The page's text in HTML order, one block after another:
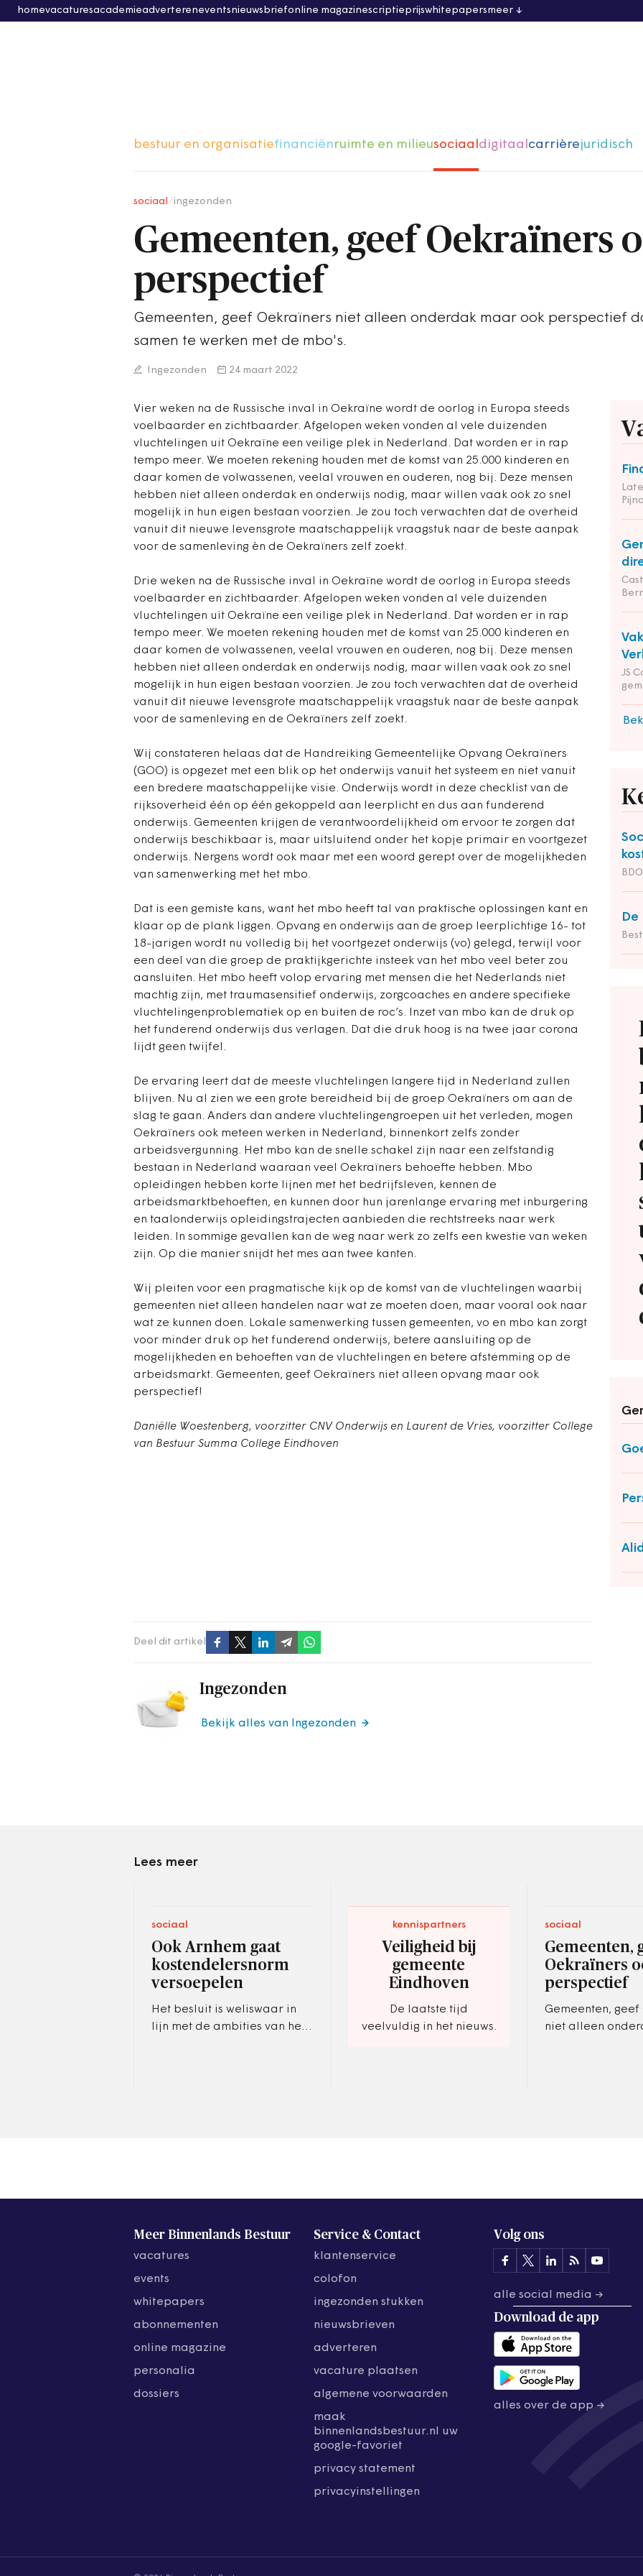
homevacaturesacademieadvertereneventsnieuwsbriefonline magazinescriptieprijswhitepapersmeer
bestuur en organisatiefinanciënruimte en milieusociaaldigitaalcarrièrejuridisch
sociaal ingezonden
Gemeenten, geef Oekraïners
perspectief
Gemeenten, geef Oekraïners niet alleen onderdak maar ook perspectief
samen te werken met de mbo's.
Ingezonden 24 maart 2022
Vier weken na de Russische inval in Oekraïne wordt de oorlog in Europa steeds
voelbaarder en zichtbaarder. Afgelopen weken vonden al vele duizenden
vluchtelingen uit Oekraïne een veilige plek in Nederland. Dat worden er in rap
tempo meer. We moeten rekening houden met de komst van 25.000 kinderen en
daar komen de volwassenen, veelal vrouwen en ouderen, nog bij. Deze mensen
hebben niet alleen onderdak en onderwijs nodig, maar willen vaak ook zo snel
mogelijk in hun eigen bestaan voorzien. Je zou toch verwachten dat de overheid
vanuit dit nieuwe levensgrote maatschappelijk vraagstuk naar de beste aanpak
voor de samenleving èn de Oekraïners zelf zoekt.
Drie weken na de Russische inval in Oekraïne wordt de oorlog in Europa steeds
voelbaarder en zichtbaarder. Afgelopen weken vonden al vele duizenden
vluchtelingen uit Oekraïne een veilige plek in Nederland. Dat worden er in rap
tempo meer. We moeten rekening houden met de komst van 25.000 kinderen en
daar komen de volwassenen, veelal vrouwen en ouderen, nog bij. Deze mensen
hebben niet alleen onderdak en onderwijs nodig, maar willen vaak ook zo snel
mogelijk in hun eigen bestaan voorzien. Je zou toch verwachten dat de overheid
vanuit dit nieuwe levensgrote maatschappelijk vraagstuk naar de beste aanpak
voor de samenleving en de Oekraïners zelf zoekt.
JS
Wij constateren helaas dat de Handreiking Gemeentelijke Opvang Oekraïners
(GOO) is opgezet met een blik op het onderwijs vanuit het systeem en niet vanuit
een bredere maatschappelijke visie. Onderwijs wordt in deze checklist van de
rijksoverheid één op één gekoppeld aan leerplicht en dus aan funderend
onderwijs. Gemeenten krijgen de verantwoordelijkheid om ervoor te zorgen dat
onderwijs beschikbaar is, maar uitsluitend onder het kopje primair en voortgezet
onderwijs. Nergens wordt ook maar met een woord gerept over de mogelijkheden
van samenwerking met het mbo.
Dat is een gemiste kans, want het mbo heeft tal van praktische oplossingen kant en
klaar op de plank liggen. Opvang en onderwijs aan de groep leerplichtige 16- tot
18-jarigen wordt nu volledig bij het voortgezet onderwijs (vo) gelegd, terwijl voor
een deel van die groep de praktijkgerichte insteek van het mbo veel beter zou
aansluiten. Het mbo heeft volop ervaring met mensen die het Nederlands niet
machtig zijn, met traumasensitief onderwijs, zorgcoaches en andere specifieke
vluchtelingenproblematiek op en buiten de roc’s. Inzet van mbo kan de druk op
het funderend onderwijs dus verlagen. Dat die druk hoog is na twee jaar corona
lijdt geen twijfel.
De ervaring leert dat de meeste vluchtelingen langere tijd in Nederland zullen
blijven. Nu al zien we een grote bereidheid bij de groep Oekraïners om aan de
slag te gaan. Anders dan andere vluchtelingengroepen uit het verleden, mogen
Oekraïners ook meteen werken in Nederland, binnenkort zelfs zonder
arbeidsvergunning. Het mbo kan de snelle schakel zijn naar een zelfstandig
bestaan in Nederland waaraan veel Oekraïners behoefte hebben. Mbo
opleidingen hebben korte lijnen met het bedrijfsleven, kennen de
arbeidsmarktbehoeften, en kunnen door hun jarenlange ervaring met inburgering
en taalonderwijs opleidingstrajecten aanbieden die rechtstreeks naar werk
leiden. In sommige gevallen kan de weg naar werk zo zelfs een kwestie van weken
zijn. Op die manier snijdt het mes aan twee kanten.
Wij pleiten voor een pragmatische kijk op de komst van de vluchtelingen waarbij
gemeenten niet alleen handelen naar wat ze moeten doen, maar vooral ook naar
wat ze kunnen doen. Lokale samenwerking tussen gemeenten, vo en mbo kan zorgt
voor minder druk op het funderend onderwijs, betere aansluiting op de
mogelijkheden en behoeften van de vluchtelingen en betere afstemming op de
arbeidsmarkt. Gemeenten, geef Oekraïners niet alleen opvang maar ook
perspectief!
Daniëlle Woestenberg, voorzitter CNV Onderwijs en Laurent de Vries, voorzitter College
van Bestuur Summa College Eindhoven
Deel dit artikel
Ingezonden
Bekijk alles van Ingezonden
Lees meer
sociaal
Ook Arnhem gaat
kostendelersnorm
versoepelen
Het besluit is weliswaar in
lijn met de ambities van het
kennispartners
Veiligheid bij
gemeente
Eindhoven
De laatste tijd
veelvuldig in het nieuws.
sociaal
Gemeenten,
Oekraïners
perspectief
Gemeenten, geef
niet alleen
Meer Binnenlands Bestuur
vacatures
events
whitepapers
abonnementen
online magazine
personalia
dossiers
Service & Contact
klantenservice
colofon
ingezonden stukken
nieuwsbrieven
adverteren
vacature plaatsen
algemene voorwaarden
maak
binnenlandsbestuur.nl uw
google-favoriet
privacy statement
privacyinstellingen
Volg ons
alle social media →
Download de app
alles over de app →